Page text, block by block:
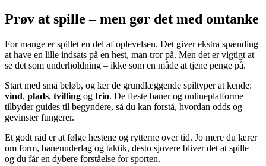
Prøv at spille – men gør det med omtanke
For mange er spillet en del af oplevelsen. Det giver ekstra spænding
at have en lille indsats på en hest, man tror på. Men det er vigtigt at
se det som underholdning – ikke som en måde at tjene penge på.
Start med små beløb, og lær de grundlæggende spiltyper at kende:
vind, plads, tvilling og trio. De fleste baner og onlineplatforme
tilbyder guides til begyndere, så du kan forstå, hvordan odds og
gevinster fungerer.
Et godt råd er at følge hestene og rytterne over tid. Jo mere du lærer
om form, baneunderlag og taktik, desto sjovere bliver det at spille –
og du får en dybere forståelse for sporten.